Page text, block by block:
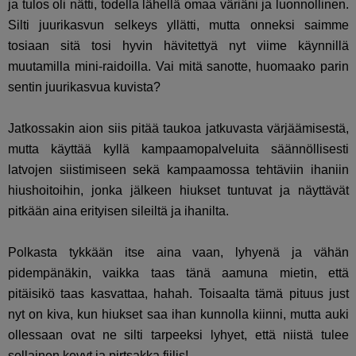
ja tulos oli nätti, todella lähellä omaa väriäni ja luonnollinen.
Silti juurikasvun selkeys yllätti, mutta onneksi saimme
tosiaan sitä tosi hyvin hävitettyä nyt viime käynnillä
muutamilla mini-raidoilla. Vai mitä sanotte, huomaako parin
sentin juurikasvua kuvista?
Jatkossakin aion siis pitää taukoa jatkuvasta värjäämisestä,
mutta käyttää kyllä kampaamopalveluita säännöllisesti
latvojen siistimiseen sekä kampaamossa tehtäviin ihaniin
hiushoitoihin, jonka jälkeen hiukset tuntuvat ja näyttävät
pitkään aina erityisen sileiltä ja ihanilta.
Polkasta tykkään itse aina vaan, lyhyenä ja vähän
pidempänäkin, vaikka taas tänä aamuna mietin, että
pitäisikö taas kasvattaa, hahah. Toisaalta tämä pituus just
nyt on kiva, kun hiukset saa ihan kunnolla kiinni, mutta auki
ollessaan ovat ne silti tarpeeksi lyhyet, että niistä tulee